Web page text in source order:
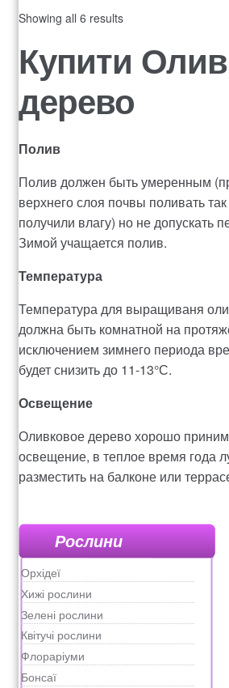
Showing all 6 results
Купити
дерево
Полив
Полив должен быть умеренным
верхнего слоя почвы поливать
получили влагу) но не допускать
Зимой учащается полив.
Температура
Температура для выращиваня
должна быть комнатной на
исключением зимнего периода
будет снизить до 11-13°С.
Освещение
Оливковое дерево хорошо
освещение, в теплое время года
разместить на балконе или
Рослини
Орхідеї
Хижі рослини
Зелені рослини
Квітучі рослини
Флораріуми
Бонсаї